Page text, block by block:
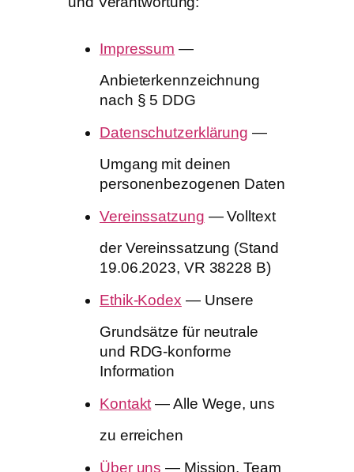
Impressum —
Anbieterkennzeichnung
nach § 5 DDG
Datenschutzerklärung —
Umgang mit deinen
personenbezogenen Daten
Vereinssatzung — Volltext
der Vereinssatzung (Stand
19.06.2023, VR 38228 B)
Ethik-Kodex — Unsere
Grundsätze für neutrale
und RDG-konforme
Information
Kontakt — Alle Wege, uns
zu erreichen
Über uns — Mission, Team